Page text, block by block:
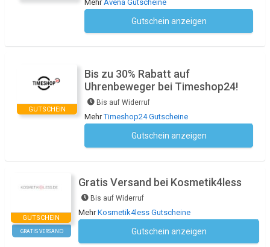
MehrAvena Gutscheine
Gutschein anzeigen
GUTSCHEIN
Bis zu 30% Rabatt auf
Uhrenbeweger bei Timeshop24!
Bis auf Widerruf
MehrTimeshop24 Gutscheine
Gutschein anzeigen
GUTSCHEIN
GRATIS VERSAND
Gratis Versand bei Kosmetik4less
Bis auf Widerruf
MehrKosmetik4less Gutscheine
Gutschein anzeigen